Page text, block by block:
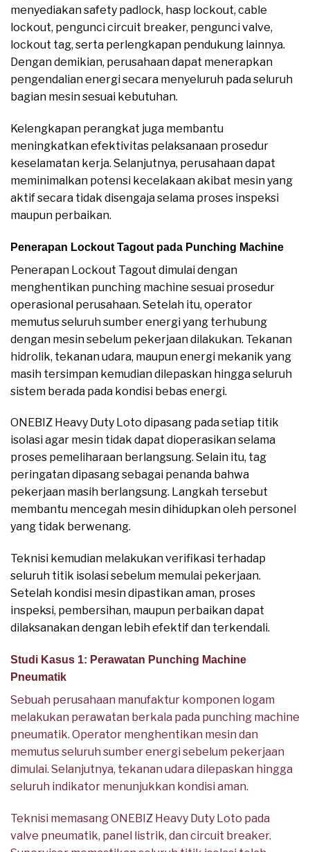
menyediakan safety padlock, hasp lockout, cable
lockout, pengunci circuit breaker, pengunci valve,
lockout tag, serta perlengkapan pendukung lainnya.
Dengan demikian, perusahaan dapat menerapkan
pengendalian energi secara menyeluruh pada seluruh
bagian mesin sesuai kebutuhan.
Kelengkapan perangkat juga membantu
meningkatkan efektivitas pelaksanaan prosedur
keselamatan kerja. Selanjutnya, perusahaan dapat
meminimalkan potensi kecelakaan akibat mesin yang
aktif secara tidak disengaja selama proses inspeksi
maupun perbaikan.
Penerapan Lockout Tagout pada Punching Machine
Penerapan Lockout Tagout dimulai dengan
menghentikan punching machine sesuai prosedur
operasional perusahaan. Setelah itu, operator
memutus seluruh sumber energi yang terhubung
dengan mesin sebelum pekerjaan dilakukan. Tekanan
hidrolik, tekanan udara, maupun energi mekanik yang
masih tersimpan kemudian dilepaskan hingga seluruh
sistem berada pada kondisi bebas energi.
ONEBIZ Heavy Duty Loto dipasang pada setiap titik
isolasi agar mesin tidak dapat dioperasikan selama
proses pemeliharaan berlangsung. Selain itu, tag
peringatan dipasang sebagai penanda bahwa
pekerjaan masih berlangsung. Langkah tersebut
membantu mencegah mesin dihidupkan oleh personel
yang tidak berwenang.
Teknisi kemudian melakukan verifikasi terhadap
seluruh titik isolasi sebelum memulai pekerjaan.
Setelah kondisi mesin dipastikan aman, proses
inspeksi, pembersihan, maupun perbaikan dapat
dilaksanakan dengan lebih efektif dan terkendali.
Studi Kasus 1: Perawatan Punching Machine
Pneumatik
Sebuah perusahaan manufaktur komponen logam
melakukan perawatan berkala pada punching machine
pneumatik. Operator menghentikan mesin dan
memutus seluruh sumber energi sebelum pekerjaan
dimulai. Selanjutnya, tekanan udara dilepaskan hingga
seluruh indikator menunjukkan kondisi aman.
Teknisi memasang ONEBIZ Heavy Duty Loto pada
valve pneumatik, panel listrik, dan circuit breaker.